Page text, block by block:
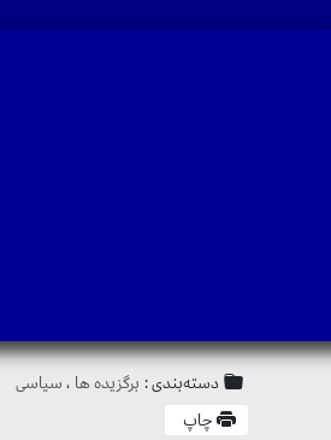
دسته‌بندی : برگزیده ها ،سیاسی
چاپ